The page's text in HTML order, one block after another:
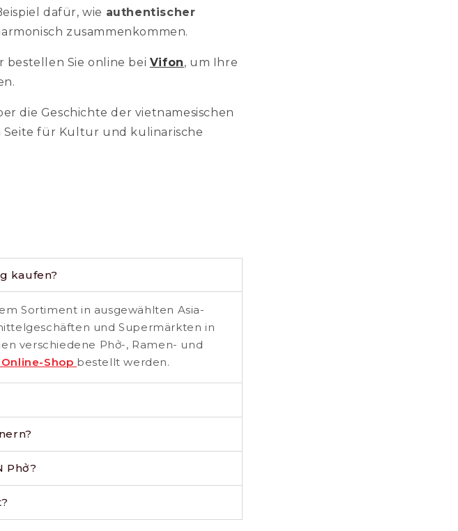
dafür, wie authentischer
zusammenkommen.
bestellen Sie online bei Vifon, um Ihre
die Geschichte der vietnamesischen
Seite für Kultur und kulinarische
kaufen?
Sortiment in ausgewählten Asia-
und Supermärkten in
verschiedene Phở-, Ramen- und
Online-Shop bestellt werden.
Phở?